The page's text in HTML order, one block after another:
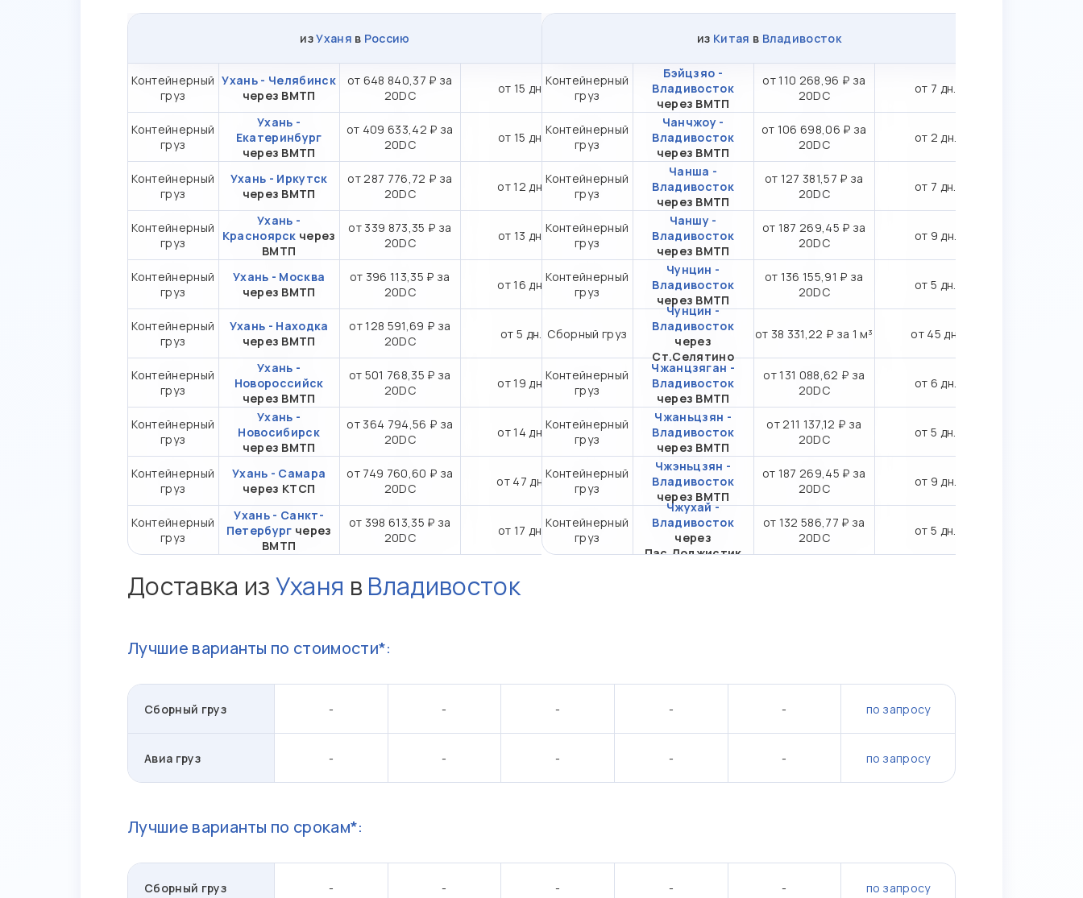
изУханя в Россию
Контейнерный
груз
Ухань - Челябинск
через ВМТП
от 648 840,37 ₽ за
20DC
от 15 дн.
Контейнерный
груз
Ухань -
Екатеринбург
через ВМТП
от 409 633,42 ₽ за
20DC
от 15 дн.
Контейнерный
груз
Ухань - Иркутск
через ВМТП
от 287 776,72 ₽ за
20DC
от 12 дн.
Контейнерный
груз
Ухань -
Красноярск через
ВМТП
от 339 873,35 ₽ за
20DC
от 13 дн.
Контейнерный
груз
Ухань - Москва
через ВМТП
от 396 113,35 ₽ за
20DC
от 16 дн.
Контейнерный
груз
Ухань - Находка
через ВМТП
от 128 591,69 ₽ за
20DC
от 5 дн.
Контейнерный
груз
Ухань -
Новороссийск
через ВМТП
от 501 768,35 ₽ за
20DC
от 19 дн.
Контейнерный
груз
Ухань -
Новосибирск
через ВМТП
от 364 794,56 ₽ за
20DC
от 14 дн.
Контейнерный
груз
Ухань - Самара
через КТСП
от 749 760,60 ₽ за
20DC
от 47 дн.
Контейнерный
груз
Ухань - Санкт-
Петербург через
ВМТП
от 398 613,35 ₽ за
20DC
от 17 дн.
из Китая в Владивосток
Контейнерный
груз
Бэйцзяо -
Владивосток
через ВМТП
от 110 268,96 ₽ за
20DC
от 7 дн.
Контейнерный
груз
Чанчжоу -
Владивосток
через ВМТП
от 106 698,06 ₽ за
20DC
от 2 дн.
Контейнерный
груз
Чанша -
Владивосток
через ВМТП
от 127 381,57 ₽ за
20DC
от 7 дн.
Контейнерный
груз
Чаншу -
Владивосток
через ВМТП
от 187 269,45 ₽ за
20DC
от 9 дн.
Контейнерный
груз
Чунцин -
Владивосток
через ВМТП
от 136 155,91 ₽ за
20DC
от 5 дн.
Сборный груз
Чунцин -
Владивосток
через
Ст.Селятино
от 38 331,22 ₽ за 1 м³ от 45 дн.
Контейнерный
груз
Чжанцзяган -
Владивосток
через ВМТП
от 131 088,62 ₽ за
20DC
от 6 дн.
Контейнерный
груз
Чжаньцзян -
Владивосток
через ВМТП
от 211 137,12 ₽ за
20DC
от 5 дн.
Контейнерный
груз
Чжэньцзян -
Владивосток
через ВМТП
от 187 269,45 ₽ за
20DC
от 9 дн.
Контейнерный
груз
Чжухай -
Владивосток
через
Пас.Лоджистик
от 132 586,77 ₽ за
20DC
от 5 дн.
Доставка изУханя в Владивосток
Лучшие варианты по стоимости*:
Сборный груз - - - - - по запросу
Авиа груз - - - - - по запросу
Лучшие варианты по срокам*:
Сборный груз - - - - - по запросу